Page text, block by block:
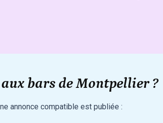
bars de Montpellier ?
annonce compatible est publiée :